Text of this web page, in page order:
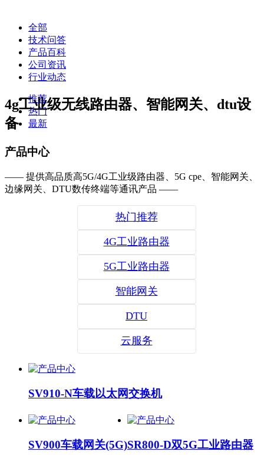
全部
技术问答
产品百科
公司资讯
行业动态
推荐
热门
最新
4g工业级无线路由器、智能网关、dtu设
备
产品中心
—— 提供高品质高5G/4G工业级路由器、5G cpe、智能网关、
边缘网关、DTU数传终端等通讯产品 ——
热门推荐
4G工业路由器
5G工业路由器
智能网关
DTU
云服务
SV910-N车载以太网交换机
SV900车载网关(5G)SR800-D双5G工业路由器